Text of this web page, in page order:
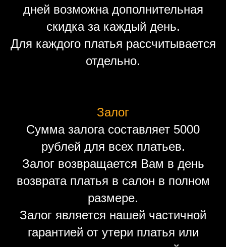
дней возможна дополнительная
скидка за каждый день.
Для каждого платья рассчитывается
отдельно.
Залог
Сумма залога составляет 5000
рублей для всех платьев.
Залог возвращается Вам в день
возврата платья в салон в полном
размере.
Залог является нашей частичной
гарантией от утери платья или